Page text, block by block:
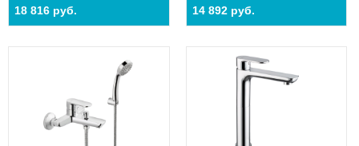
18 816 руб. 14 892 руб.